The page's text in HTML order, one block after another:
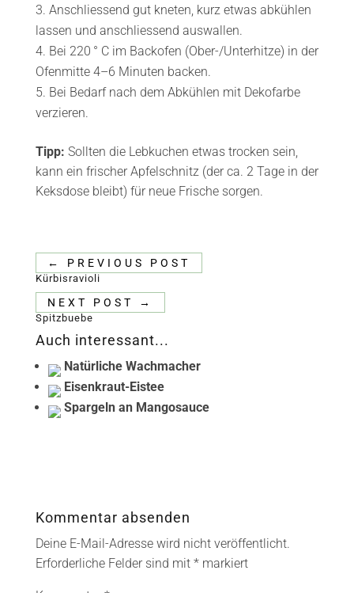
Anschliessend gut kneten, kurz etwas abkühlen
lassen und anschliessend auswallen.
Bei 220 ° C im Backofen (Ober-/Unterhitze) in der
Ofenmitte 4–6 Minuten backen.
Bei Bedarf nach dem Abkühlen mit Dekofarbe
verzieren.
Tipp: Sollten die Lebkuchen etwas trocken sein,
kann ein frischer Apfelschnitz (der ca. 2 Tage in der
Keksdose bleibt) für neue Frische sorgen.
← PREVIOUS POST
Kürbisravioli
NEXT POST →
Spitzbuebe
Auch interessant...
Natürliche Wachmacher
Eisenkraut-Eistee
Spargeln an Mangosauce
Kommentar absenden
Deine E-Mail-Adresse wird nicht veröffentlicht.
Erforderliche Felder sind mit *markiert